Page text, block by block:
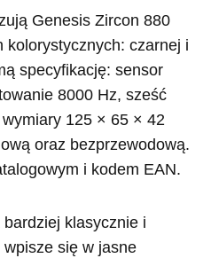
Genesis Zircon 880
kolorystycznych: czarnej i
specyfikację: sensor
8000 Hz, sześć
125 × 65 × 42
oraz bezprzewodową.
i kodem EAN.
klasycznie i
wpisze się w jasne